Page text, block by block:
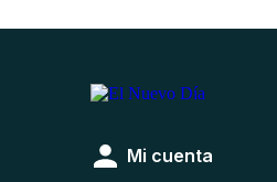
Mi cuenta